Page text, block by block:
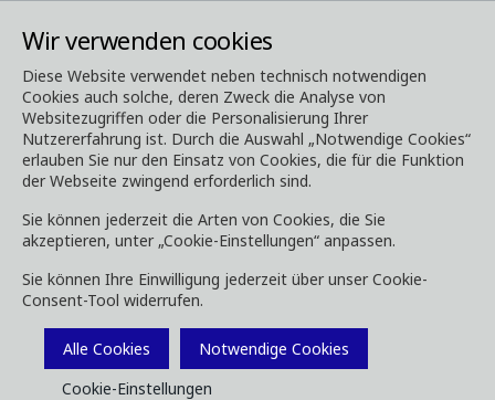
Wir verwenden cookies
Diese Website verwendet neben technisch notwendigen
Cookies auch solche, deren Zweck die Analyse von
Websitezugriffen oder die Personalisierung Ihrer
Nutzererfahrung ist. Durch die Auswahl „Notwendige Cookies“
erlauben Sie nur den Einsatz von Cookies, die für die Funktion
der Webseite zwingend erforderlich sind.
Sie können jederzeit die Arten von Cookies, die Sie
akzeptieren, unter „Cookie-Einstellungen“ anpassen.
Sie können Ihre Einwilligung jederzeit über unser Cookie-
Consent-Tool widerrufen.
Alle Cookies
Notwendige Cookies
Cookie-Einstellungen
Kontakt Vertrieb
Vertrieb
Kontakte